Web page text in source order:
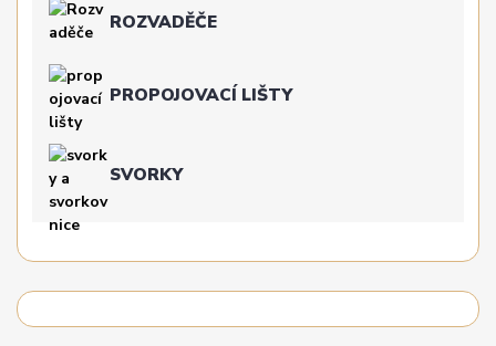
ROZVADĚČE
PROPOJOVACÍ LIŠTY
SVORKY